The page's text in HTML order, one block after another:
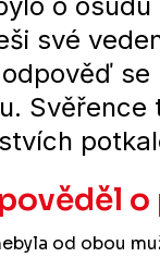
své
Svěřence
o
od obou